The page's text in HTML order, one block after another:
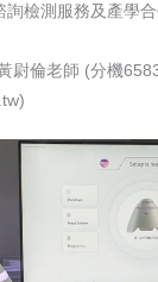
詢檢測服務及產學
尉倫老師 (分機